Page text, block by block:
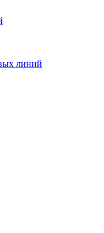
линий